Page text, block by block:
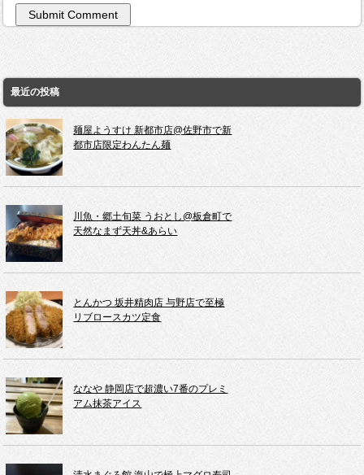
最近の投稿
麺屋ようすけ 新都市店@佐野市で新
都市店限定わんたん麺
川魚・郷土旬菜 うおとし@板倉町で
天然なまず天丼&あらい
とんかつ 坂井精肉店 与野店で至極
リブロースカツ定食
ななや 静岡店で超濃い7番のプレミ
アム抹茶アイス